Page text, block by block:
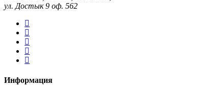
ул. Достык 9 оф. 562
Информация